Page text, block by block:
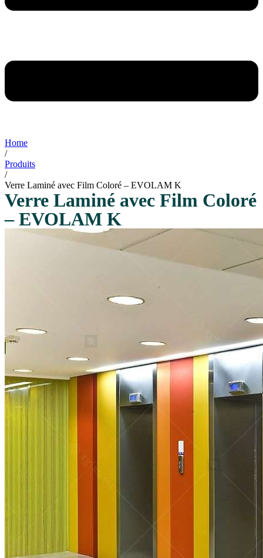
Home
/
Produits
/
Verre Laminé avec Film Coloré – EVOLAM K
Verre Laminé avec Film Coloré
– EVOLAM K